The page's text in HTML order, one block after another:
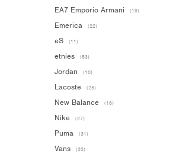
EA7 Emporio Armani (19)
Emerica (22)
eS (11)
etnies (53)
Jordan (10)
Lacoste (25)
New Balance (16)
Nike (27)
Puma (31)
Vans (33)